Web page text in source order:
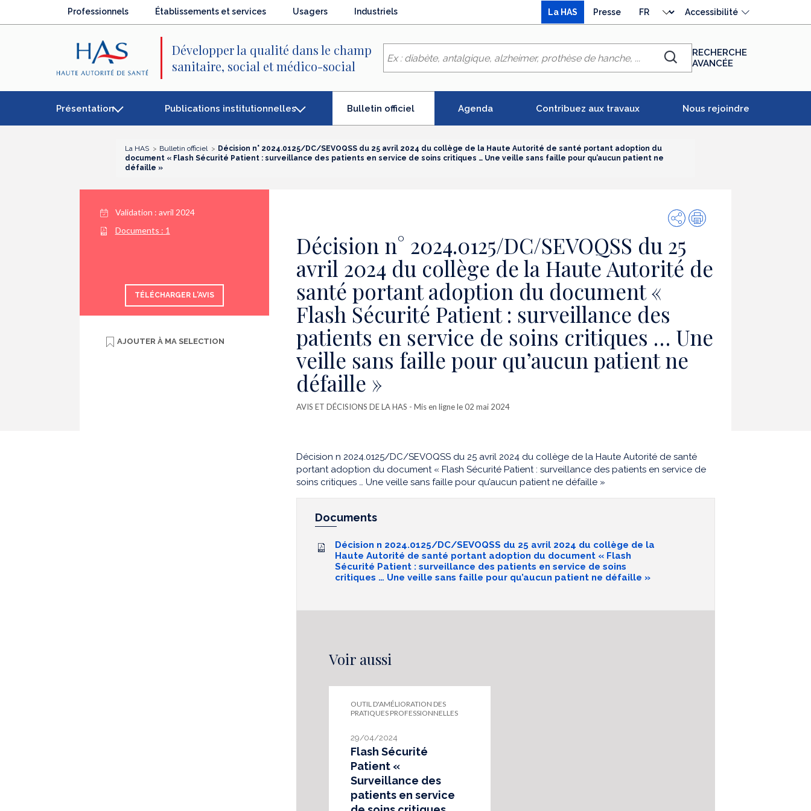
Professionnels Établissements et services Usagers Industriels La HAS Presse
langue
Accessibilité
Développer la qualité dans le champ
sanitaire, social et médico-social
Chercher
RECHERCHE
AVANCÉE
Présentation Publications institutionnelles Bulletin officiel(élément
Agenda Contribuez aux travaux Nous rejoindre
La HAS Bulletin officiel
Décision n° 2024.0125/DC/SEVOQSS du 25 avril 2024 du collège de la Haute Autorité de santé portant adoption du
document « Flash Sécurité Patient : surveillance des patients en service de soins critiques … Une veille sans faille pour qu’aucun patient ne
défaille »
Validation : avril 2024
Documents : 1
TÉLÉCHARGER L'AVIS
AJOUTER À MA SELECTION
PartagerImpression
Décision n° 2024.0125/DC/SEVOQSS du 25
avril 2024 du collège de la Haute Autorité de
santé portant adoption du document «
Flash Sécurité Patient : surveillance des
patients en service de soins critiques … Une
veille sans faille pour qu’aucun patient ne
défaille »
AVIS ET DÉCISIONS DE LA HAS - Mis en ligne le 02 mai 2024
Décision n 2024.0125/DC/SEVOQSS du 25 avril 2024 du collège de la Haute Autorité de santé
portant adoption du document « Flash Sécurité Patient : surveillance des patients en service de
soins critiques … Une veille sans faille pour qu’aucun patient ne défaille »
Documents
Décision n 2024.0125/DC/SEVOQSS du 25 avril 2024 du collège de la
Haute Autorité de santé portant adoption du document « Flash
Sécurité Patient : surveillance des patients en service de soins
critiques … Une veille sans faille pour qu’aucun patient ne défaille »
Voir aussi
OUTIL D'AMÉLIORATION DES
PRATIQUES PROFESSIONNELLES
29/04/2024
Flash Sécurité
Patient «
Surveillance des
patients en service